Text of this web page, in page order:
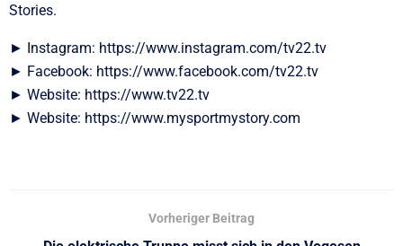
Stories.
► Instagram: https://www.instagram.com/tv22.tv
► Facebook: https://www.facebook.com/tv22.tv
► Website: https://www.tv22.tv
► Website: https://www.mysportmystory.com
Vorheriger Beitrag